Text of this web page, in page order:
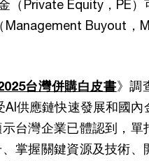
（Private Equity，PE）
Buyout，
台灣併購白皮書》調
供應鏈快速發展和國內
台灣企業已體認到，單
掌握關鍵資源及技術、